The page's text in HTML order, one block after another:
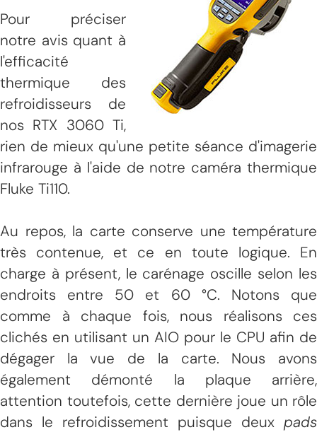
Pour préciser
notre avis quant à
l'efficacité
thermique des
refroidisseurs de
nos RTX 3060 Ti,
rien de mieux qu'une petite séance d'imagerie
infrarouge à l'aide de notre caméra thermique
Fluke Ti110.
Au repos, la carte conserve une température
très contenue, et ce en toute logique. En
charge à présent, le carénage oscille selon les
endroits entre 50 et 60 °C. Notons que
comme à chaque fois, nous réalisons ces
clichés en utilisant un AIO pour le CPU afin de
dégager la vue de la carte. Nous avons
également démonté la plaque arrière,
attention toutefois, cette dernière joue un rôle
dans le refroidissement puisque deux pads